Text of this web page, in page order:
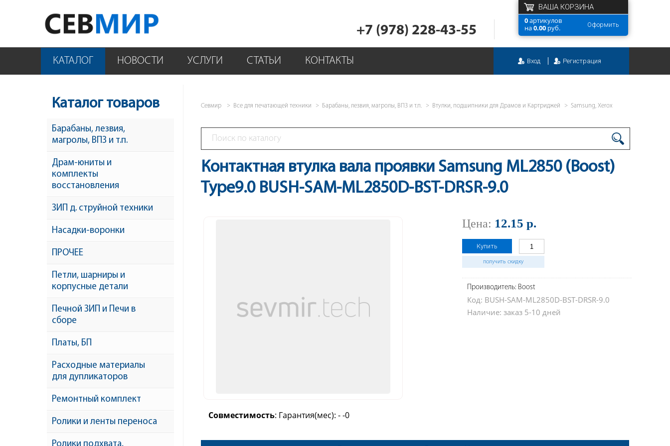
+7 (978) 228-43-55 Оформить
ВАША КОРЗИНА
0артикулов
на0.00 руб.
Вход Регистрация
КАТАЛОГ НОВОСТИ УСЛУГИ СТАТЬИ КОНТАКТЫ
Севмир Все для печатающей техники Барабаны, лезвия, магролы, ВПЗ и т.п. Втулки, подшипники для Драмов и Картриджей Samsung, Xerox
Контактная втулка вала проявки Samsung ML2850 (Boost)
Type9.0 BUSH-SAM-ML2850D-BST-DRSR-9.0
Цена: 12.15 р.
Купить
получить скидку
Производитель: Boost
Код: BUSH-SAM-ML2850D-BST-DRSR-9.0
Наличие: заказ 5-10 дней
Совместимость: Гарантия(мес): - -0
Каталог товаров
Барабаны, лезвия,
магролы, ВПЗ и т.п.
Драм-юниты и
комплекты
восстановления
ЗИП д. струйной техники
Насадки-воронки
ПРОЧЕЕ
Петли, шарниры и
корпусные детали
Печной ЗИП и Печи в
сборе
Платы, БП
Расходные материалы
для дупликаторов
Ремонтный комплект
Ролики и ленты переноса